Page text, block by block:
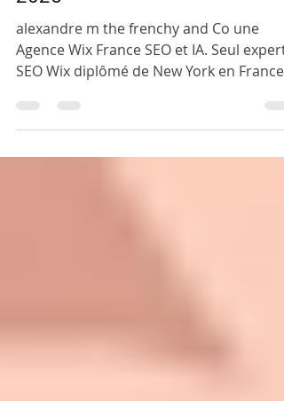
2026
alexandre m the frenchy and Co une
SEO Wix diplômé de New York en France.
Boostez votre visibilité avec nos
digitales 360.